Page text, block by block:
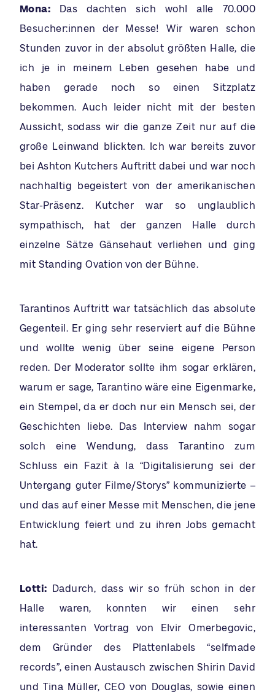
Mona: Das dachten sich wohl alle 70.000
Besucher:innen der Messe! Wir waren schon
Stunden zuvor in der absolut größten Halle, die
ich je in meinem Leben gesehen habe und
haben gerade noch so einen Sitzplatz
bekommen. Auch leider nicht mit der besten
Aussicht, sodass wir die ganze Zeit nur auf die
große Leinwand blickten. Ich war bereits zuvor
bei Ashton Kutchers Auftritt dabei und war noch
nachhaltig begeistert von der amerikanischen
Star-Präsenz. Kutcher war so unglaublich
sympathisch, hat der ganzen Halle durch
einzelne Sätze Gänsehaut verliehen und ging
mit Standing Ovation von der Bühne.
Tarantinos Auftritt war tatsächlich das absolute
Gegenteil. Er ging sehr reserviert auf die Bühne
und wollte wenig über seine eigene Person
reden. Der Moderator sollte ihm sogar erklären,
warum er sage, Tarantino wäre eine Eigenmarke,
ein Stempel, da er doch nur ein Mensch sei, der
Geschichten liebe. Das Interview nahm sogar
solch eine Wendung, dass Tarantino zum
Schluss ein Fazit à la “Digitalisierung sei der
Untergang guter Filme/Storys” kommunizierte –
und das auf einer Messe mit Menschen, die jene
Entwicklung feiert und zu ihren Jobs gemacht
hat.
Lotti: Dadurch, dass wir so früh schon in der
Halle waren, konnten wir einen sehr
interessanten Vortrag von Elvir Omerbegovic,
dem Gründer des Plattenlabels “selfmade
records”, einen Austausch zwischen Shirin David
und Tina Müller, CEO von Douglas, sowie einen